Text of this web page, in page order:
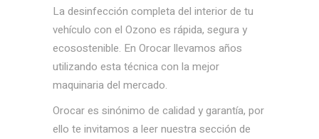
La desinfección completa del interior de tu
vehículo con el Ozono es rápida, segura y
ecosostenible. En Orocar llevamos años
utilizando esta técnica con la mejor
maquinaria del mercado.
Orocar es sinónimo de calidad y garantía, por
ello te invitamos a leer nuestra sección de